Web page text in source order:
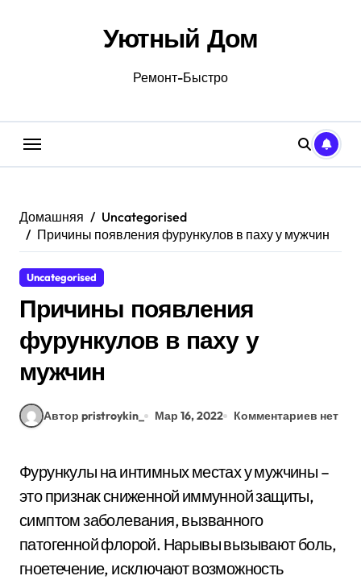
Уютный Дом
Ремонт-Быстро
Домашняя
Uncategorised
Причины появления фурункулов в паху у мужчин
Uncategorised
Причины появления
фурункулов в паху у
мужчин
Автор pristroykin_ Мар 16, 2022 Комментариев нет
Фурункулы на интимных местах у мужчины –
это признак сниженной иммунной защиты,
симптом заболевания, вызванного
патогенной флорой. Нарывы вызывают боль,
гноетечение, исключают возможность